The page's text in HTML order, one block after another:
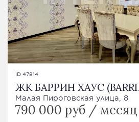
ID 47814
ЖК БАРРИН ХАУС
Малая Пироговская улица, 8
790 000 руб / месяц